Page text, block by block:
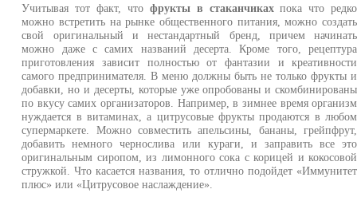
Учитывая тот факт, что фрукты в стаканчикахпока что редко
можно встретить на рынке общественного питания, можно создать
свой оригинальный и нестандартный бренд, причем начинать
можно даже с самих названий десерта. Кроме того, рецептура
приготовления зависит полностью от фантазии и креативности
самого предпринимателя. В меню должны быть не только фрукты и
добавки, но и десерты, которые уже опробованы и скомбинированы
по вкусу самих организаторов. Например, в зимнее время организм
нуждается в витаминах, а цитрусовые фрукты продаются в любом
супермаркете. Можно совместить апельсины, бананы, грейпфрут,
добавить немного чернослива или кураги, и заправить все это
оригинальным сиропом, из лимонного сока с корицей и кокосовой
стружкой. Что касается названия, то отлично подойдет «Иммунитет
плюс» или «Цитрусовое наслаждение».